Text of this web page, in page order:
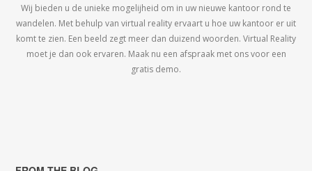
Wij bieden u de unieke mogelijheid om in uw nieuwe kantoor rond te
wandelen. Met behulp van virtual reality ervaart u hoe uw kantoor er uit
komt te zien. Een beeld zegt meer dan duizend woorden. Virtual Reality
moet je dan ook ervaren. Maak nu een afspraak met ons voor een
gratis demo.